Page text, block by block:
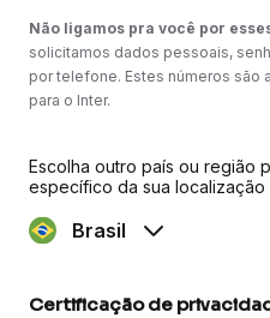
Não ligamos pra você por
solicitamos dados pessoais,
por telefone. Estes números são
para o Inter.
Escolha outro país ou região
específico da sua localização
Brasil
Certificação de